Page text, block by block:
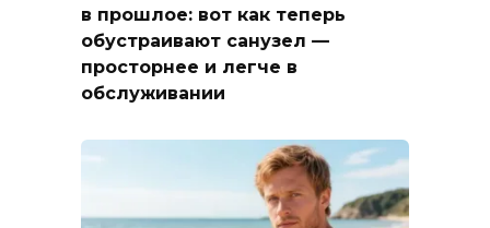
в прошлое: вот как теперь
обустраивают санузел —
просторнее и легче в
обслуживании